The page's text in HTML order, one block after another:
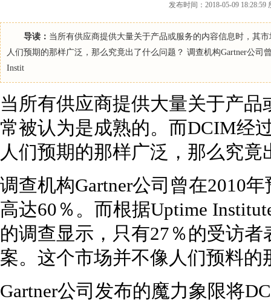
发布时间：2018-05-09
导读： 当所有供应商提供大量关于产品或服务的内容信息时，其
人们预期的那样广泛，那么究竟出了什么问题？ 调查机构Gartner公司
Instit
当所有供应商提供大量关于产
常被认为是成熟的。而DCIM经
人们预期的那样广泛，那么究竟
调查机构Gartner公司曾在2010
高达60％。而根据Uptime
的调查显示，只有27％的受访
案。这个市场并不像人们预料的
Gartner公司发布的魔力象限将